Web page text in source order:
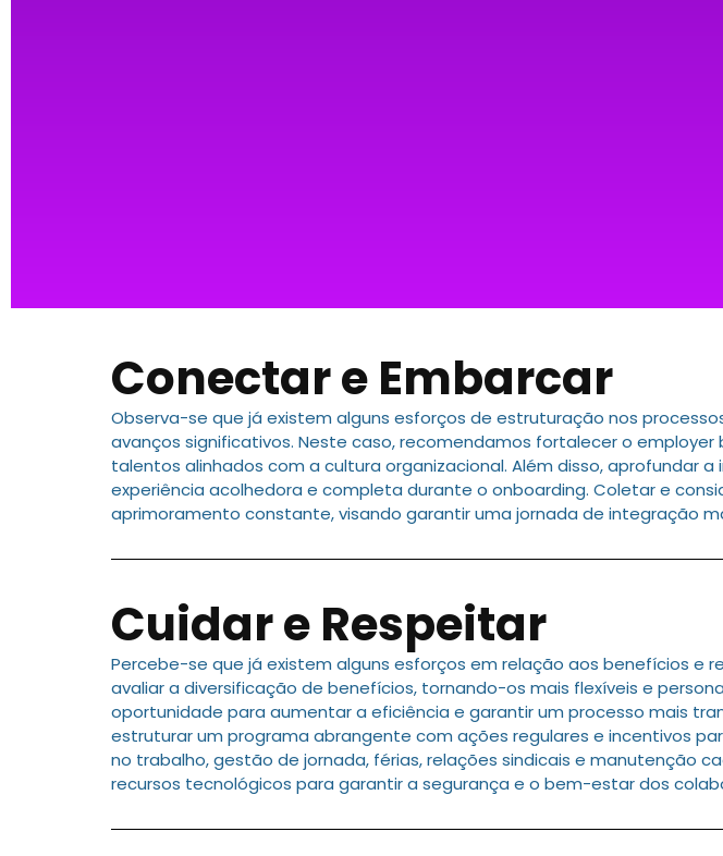
Conectar e Embarcar
Observa-se que já existem alguns esforços de estruturação nos
avanços significativos. Neste caso, recomendamos fortalecer o
talentos alinhados com a cultura organizacional. Além disso, aprofundar
experiência acolhedora e completa durante o onboarding. Coletar e
aprimoramento constante, visando garantir uma jornada de integração
Cuidar e Respeitar
Percebe-se que já existem alguns esforços em relação aos benefícios e
avaliar a diversificação de benefícios, tornando-os mais flexíveis e
oportunidade para aumentar a eficiência e garantir um processo mais
estruturar um programa abrangente com ações regulares e incentivos
no trabalho, gestão de jornada, férias, relações sindicais e manutenção
recursos tecnológicos para garantir a segurança e o bem-estar dos